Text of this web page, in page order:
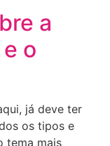
a
o
já deve ter
os tipos e
tema mais